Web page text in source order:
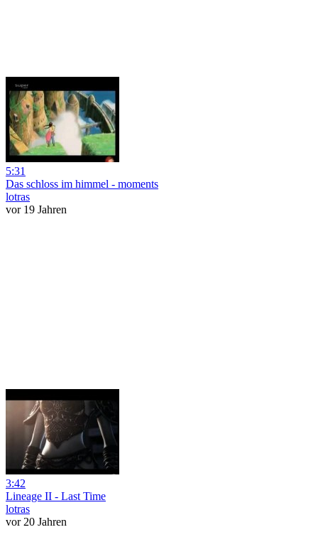
5:31
Das schloss im himmel - moments
lotras
vor 19 Jahren
3:42
Lineage II - Last Time
lotras
vor 20 Jahren